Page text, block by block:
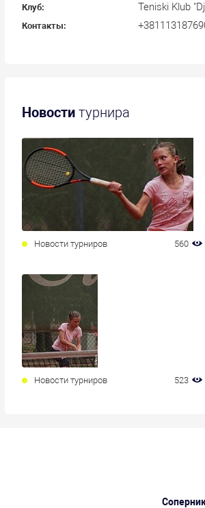
Клуб: Teniski Klub
Контакты:
Новости турнира
Новости турниров 560
Новости турниров 523